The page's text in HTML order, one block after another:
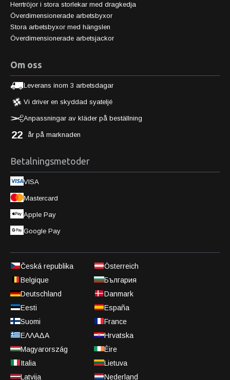
Herrtröjor i stora storlekar med dragkedja
Överdimensionerade arbetsbyxor
Stora arbetsbyxor med hängslen
Överdimensionerade arbetsjackor
Om oss
Leverans inom 3 arbetsdagar
Vi driver en skyddad syateljé
Anpassningar av kläder på beställning
22 år på marknaden
Betalningsmetoder
VISA
Mastercard
Apple Pay
Google Pay
Česká republika
Österreich
Belgique
България
Deutschland
Danmark
Eesti
España
Suomi
France
ΕΛΛΑΔΑ
Hrvatska
Magyarország
Éire
Italia
Lietuva
Latvija
Nederland